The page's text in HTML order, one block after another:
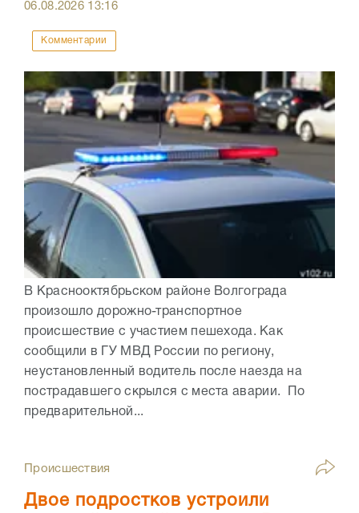
06.08.2026 13:16
Комментарии
В Краснооктябрьском районе Волгограда
произошло дорожно-транспортное
происшествие с участием пешехода. Как
сообщили в ГУ МВД России по региону,
неустановленный водитель после наезда на
пострадавшего скрылся с места аварии. По
предварительной...
Происшествия
Двое подростков устроили